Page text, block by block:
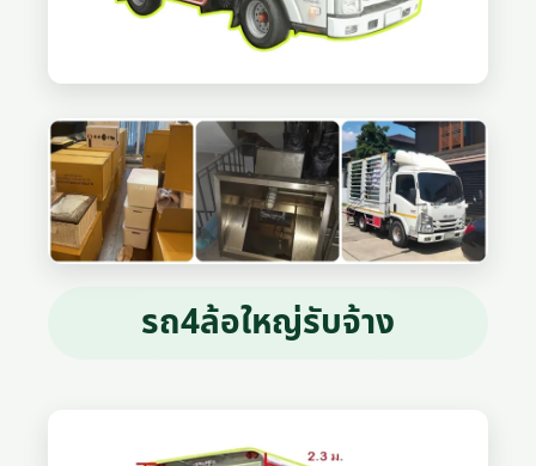
รถ4ล้อใหญ่รับจ้าง